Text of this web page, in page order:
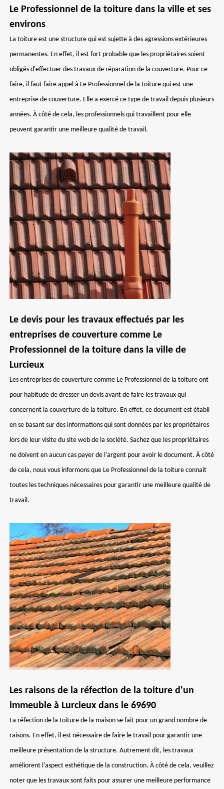
Le Professionnel de la toiture dans la ville et ses
environs
La toiture est une structure qui est sujette à des agressions extérieures
permanentes. En effet, il est fort probable que les propriétaires soient
obligés d'effectuer des travaux de réparation de la couverture. Pour ce
faire, il faut faire appel à Le Professionnel de la toiture qui est une
entreprise de couverture. Elle a exercé ce type de travail depuis plusieurs
années. À côté de cela, les professionnels qui travaillent pour elle
peuvent garantir une meilleure qualité de travail.
Le devis pour les travaux effectués par les
entreprises de couverture comme Le
Professionnel de la toiture dans la ville de
Lurcieux
Les entreprises de couverture comme Le Professionnel de la toiture ont
pour habitude de dresser un devis avant de faire les travaux qui
concernent la couverture de la toiture. En effet, ce document est établi
en se basant sur des informations qui sont données par les propriétaires
lors de leur visite du site web de la société. Sachez que les propriétaires
ne doivent en aucun cas payer de l'argent pour avoir le document. À côté
de cela, nous vous informons que Le Professionnel de la toiture connait
toutes les techniques nécessaires pour garantir une meilleure qualité de
travail.
Les raisons de la réfection de la toiture d'un
immeuble à Lurcieux dans le 69690
La réfection de la toiture de la maison se fait pour un grand nombre de
raisons. En effet, il est nécessaire de faire le travail pour garantir une
meilleure présentation de la structure. Autrement dit, les travaux
améliorent l'aspect esthétique de la construction. À côté de cela, veuillez
noter que les travaux sont faits pour assurer une meilleure performance